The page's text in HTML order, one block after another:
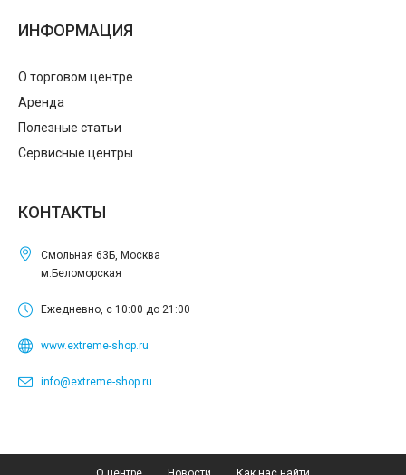
ИНФОРМАЦИЯ
О торговом центре
Аренда
Полезные статьи
Сервисные центры
КОНТАКТЫ
Смольная 63Б, Москва
м.Беломорская
Ежедневно, с 10:00 до 21:00
www.extreme-shop.ru
info@extreme-shop.ru